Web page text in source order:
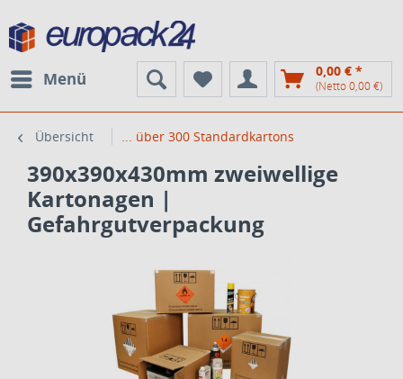
Menü 0,00 € *
(Netto 0,00 €)
Übersicht ... über 300 Standardkartons
390x390x430mm zweiwellige
Kartonagen |
Gefahrgutverpackung